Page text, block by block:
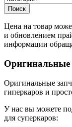
Цена на товар
и обновлением
информации
Оригинальные
Оригинальные
гиперкаров и
У нас вы можете
для суперкаров: